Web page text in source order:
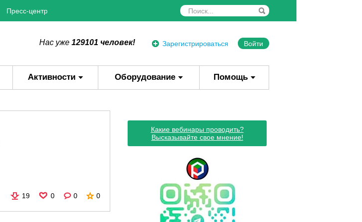
Пресс-центр
Зарегистрироваться Войти
Нас уже 129101 человек!
Активности Оборудование Помощь
19 0 0 0
Какие вебинары проводить?
Высказывайте свое мнение!